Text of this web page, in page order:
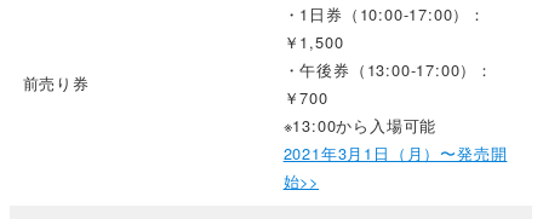
前売り券
・1日券（10:00-17:00）：
￥1,500
・午後券（13:00-17:00）：
￥700
※13:00から入場可能
2021年3月1日（月）〜発売開
始>>